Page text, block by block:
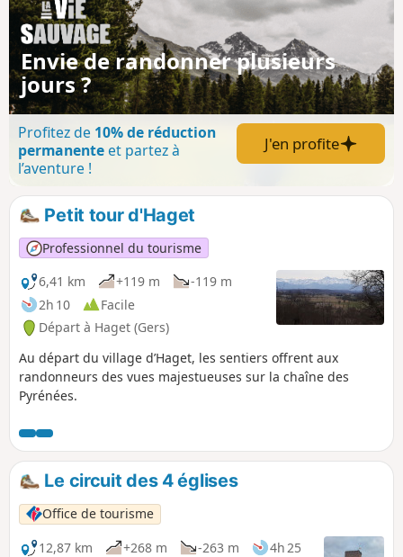
Envie de randonner plusieurs
jours ?
Profitez de 10% de réduction
permanenteet partez à
l’aventure !
J'en profite
Petit tour d'Haget
Professionnel du tourisme
6,41 km
+119 m
-119 m
2h 10
Facile
Départ à Haget (Gers)
Au départ du village d’Haget, les sentiers offrent aux
randonneurs des vues majestueuses sur la chaîne des
Pyrénées.
Le circuit des 4 églises
Office de tourisme
12,87 km
+268 m -263 m
4h 25